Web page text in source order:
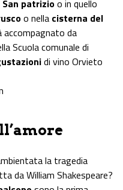
patrizioo in quello
o nella cisterna del
da
Scuola comunale di
di vino Orvieto
la tragedia
da William Shakespeare?